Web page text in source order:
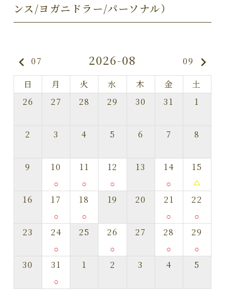
ンス/ヨガニドラー/パーソナル）
keyboard_arrow_left 07 2026-08 09 keyboard_arrow_right
日 月 火 水 木 金
土
26
27 28 29 30 31 1
2 3 4 5 6 7 8
9 10
○
11
○
12
○
13 14
○
15
change_history
16 17
○
18
○
19 20 21
○
22
○
23 24
○
25 26
○
27 28
○
29
○
30 31
○
1 2 3 4 5